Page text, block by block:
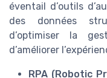
éventail d’outils
des données
d’optimiser la
d’améliorer
RPA (Robotic